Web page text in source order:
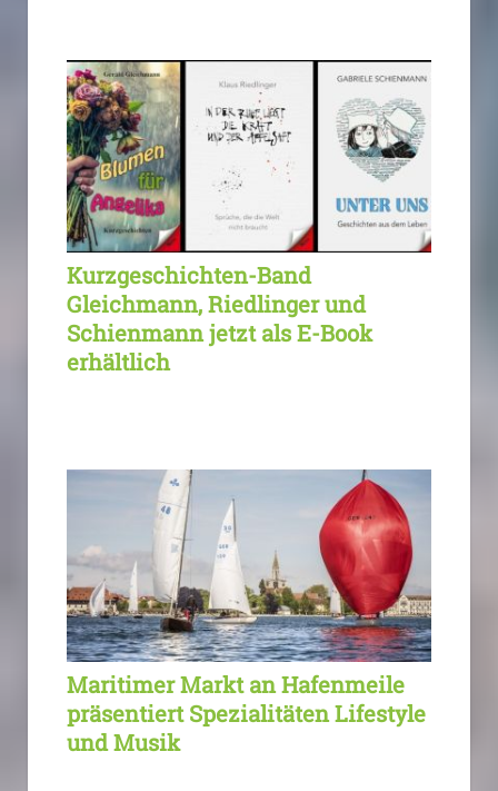
Kurzgeschichten-Band
Gleichmann, Riedlinger und
Schienmann jetzt als E-Book
erhältlich
Maritimer Markt an Hafenmeile
präsentiert Spezialitäten Lifestyle
und Musik